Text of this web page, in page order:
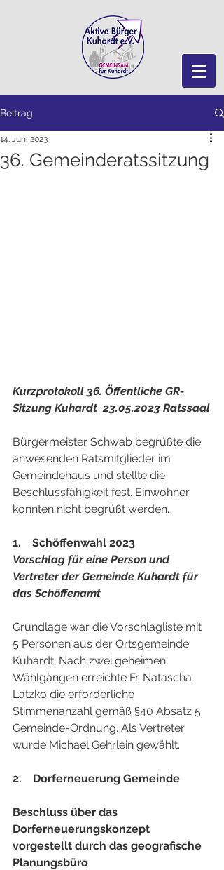
Beitrag
36. Gemeinderatssitzung
14. Juni 2023
Kurzprotokoll 36. Öffentliche GR-
Sitzung Kuhardt  23.05.2023 Ratssaal
Bürgermeister Schwab begrüßte die
anwesenden Ratsmitglieder im
Gemeindehaus und stellte die
Beschlussfähigkeit fest. Einwohner
konnten nicht begrüßt werden.
1.    Schöffenwahl 2023
Vorschlag für eine Person und
Vertreter der Gemeinde Kuhardt für
das Schöffenamt
Grundlage war die Vorschlagliste mit
5 Personen aus der Ortsgemeinde
Kuhardt. Nach zwei geheimen
Wählgängen erreichte Fr. Natascha
Latzko die erforderliche
Stimmenanzahl gemäß §40 Absatz 5
Gemeinde-Ordnung. Als Vertreter
wurde Michael Gehrlein gewählt.
2.    Dorferneuerung Gemeinde
Beschluss über das
Dorferneuerungskonzept
vorgestellt durch das geografische
Planungsbüro